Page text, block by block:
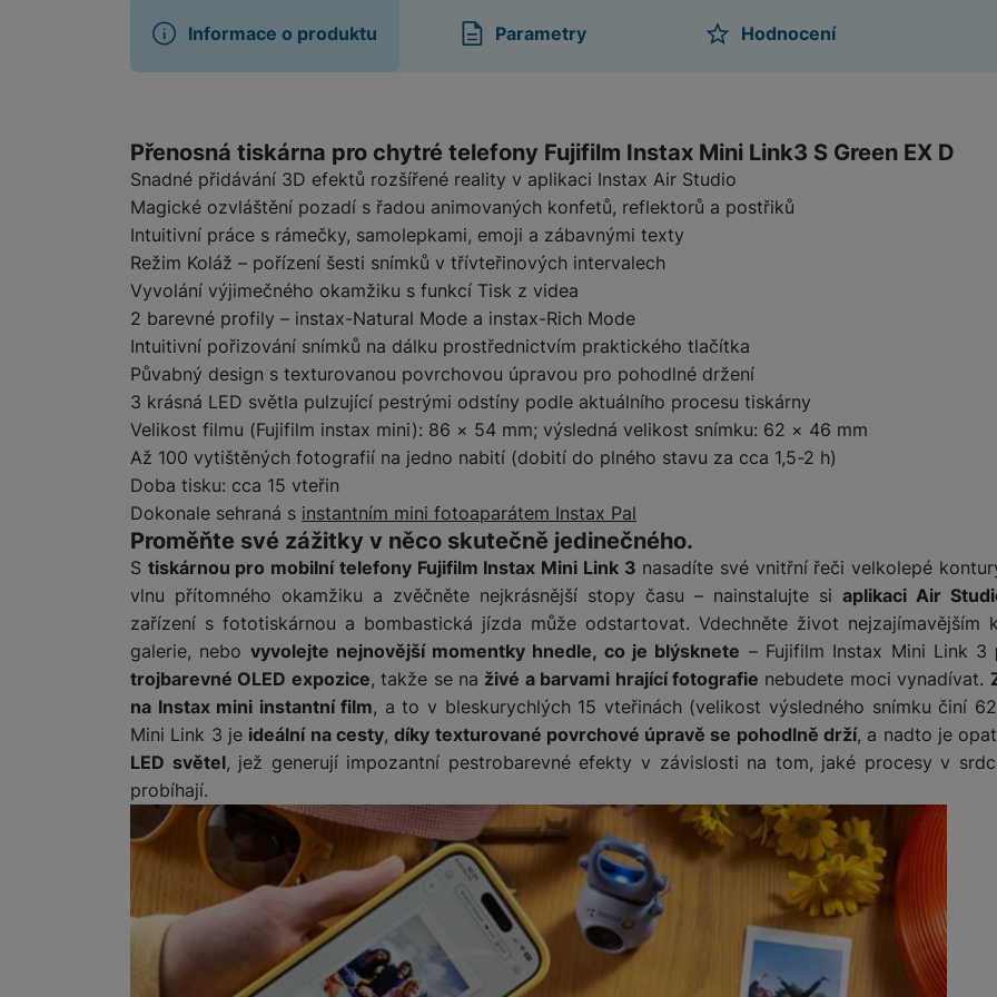
Informace o produktu Parametry Hodnocení
Přenosná tiskárna pro chytré telefony Fujifilm Instax Mini Link3 S Green EX D
Snadné přidávání 3D efektů rozšířené reality v aplikaci Instax Air Studio
Magické ozvláštění pozadí s řadou animovaných konfetů, reflektorů a postřiků
Intuitivní práce s rámečky, samolepkami, emoji a zábavnými texty
Režim Koláž – pořízení šesti snímků v třívteřinových intervalech
Vyvolání výjimečného okamžiku s funkcí Tisk z videa
2 barevné profily – instax-Natural Mode a instax-Rich Mode
Intuitivní pořizování snímků na dálku prostřednictvím praktického tlačítka
Půvabný design s texturovanou povrchovou úpravou pro pohodlné držení
3 krásná LED světla pulzující pestrými odstíny podle aktuálního procesu tiskárny
Velikost filmu (Fujifilm instax mini): 86 × 54 mm; výsledná velikost snímku: 62 × 46 mm
Až 100 vytištěných fotografií na jedno nabití (dobití do plného stavu za cca 1,5-2 h)
Doba tisku: cca 15 vteřin
Dokonale sehraná s instantním mini fotoaparátem Instax Pal
Proměňte své zážitky v něco skutečně jedinečného.
S tiskárnou pro mobilní telefony Fujifilm Instax Mini Link 3 nasadíte své vnitřní řeči velkolepé
vlnu přítomného okamžiku a zvěčněte nejkrásnější stopy času – nainstalujte si aplikaci Air
zařízení s fototiskárnou a bombastická jízda může odstartovat. Vdechněte život nejzajímavějším
galerie, nebo vyvolejte nejnovější momentky hnedle, co je blýsknete – Fujifilm Instax Mini Link 3
trojbarevné OLED expozice, takže se na živé a barvami hrající fotografie nebudete moci vynadívat.
na Instax mini instantní film, a to v bleskurychlých 15 vteřinách (velikost výsledného snímku činí
Mini Link 3 je ideální na cesty,díky texturované povrchové úpravě se pohodlně drží, a nadto je
LED světel, jež generují impozantní pestrobarevné efekty v závislosti na tom, jaké procesy v
probíhají.